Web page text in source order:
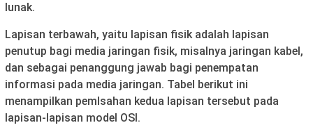
lunak.
Lapisan terbawah, yaitu lapisan fisik adalah lapisan
penutup bagi media jaringan fisik, misalnya jaringan kabel,
dan sebagai penanggung jawab bagi penempatan
informasi pada media jaringan. Tabel berikut ini
menampilkan pemlsahan kedua lapisan tersebut pada
lapisan-lapisan model OSI.